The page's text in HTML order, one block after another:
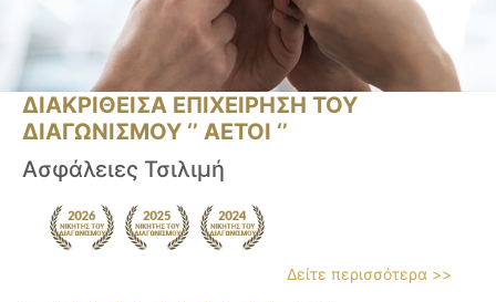
ΔΙΑΚΡΙΘΕΙΣΑ ΕΠΙΧΕΙΡΗΣΗ ΤΟΥ
ΔΙΑΓΩΝΙΣΜΟΥ ‘’ ΑΕΤΟΙ ‘’
Ασφάλειες Τσιλιμή
Δείτε περισσότερα >>